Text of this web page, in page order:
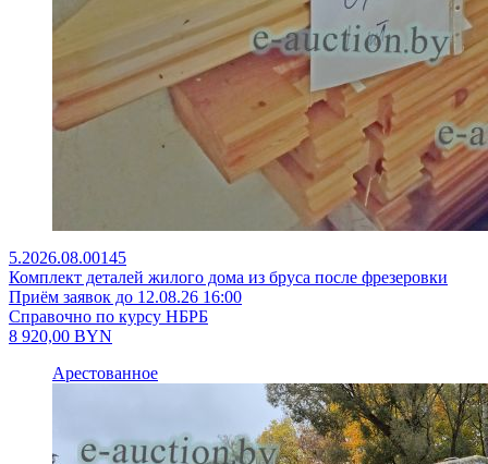
5.2026.08.00145
Комплект деталей жилого дома из бруса после фрезеровки
Приём заявок до 12.08.26 16:00
Справочно по курсу НБРБ
8 920,00 BYN
Арестованное